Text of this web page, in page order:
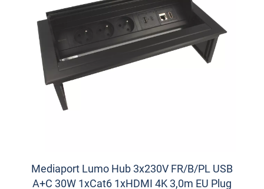
Mediaport Lumo Hub 3x230V FR/B/PL USB
A+C 30W 1xCat6 1xHDMI 4K 3,0m EU Plug